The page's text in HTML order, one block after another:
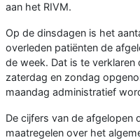
aan het RIVM.
Op de dinsdagen is het
overleden patiënten de
de week. Dat is te
zaterdag en zondag
maandag administratief
De cijfers van de afgelopen
maatregelen over het